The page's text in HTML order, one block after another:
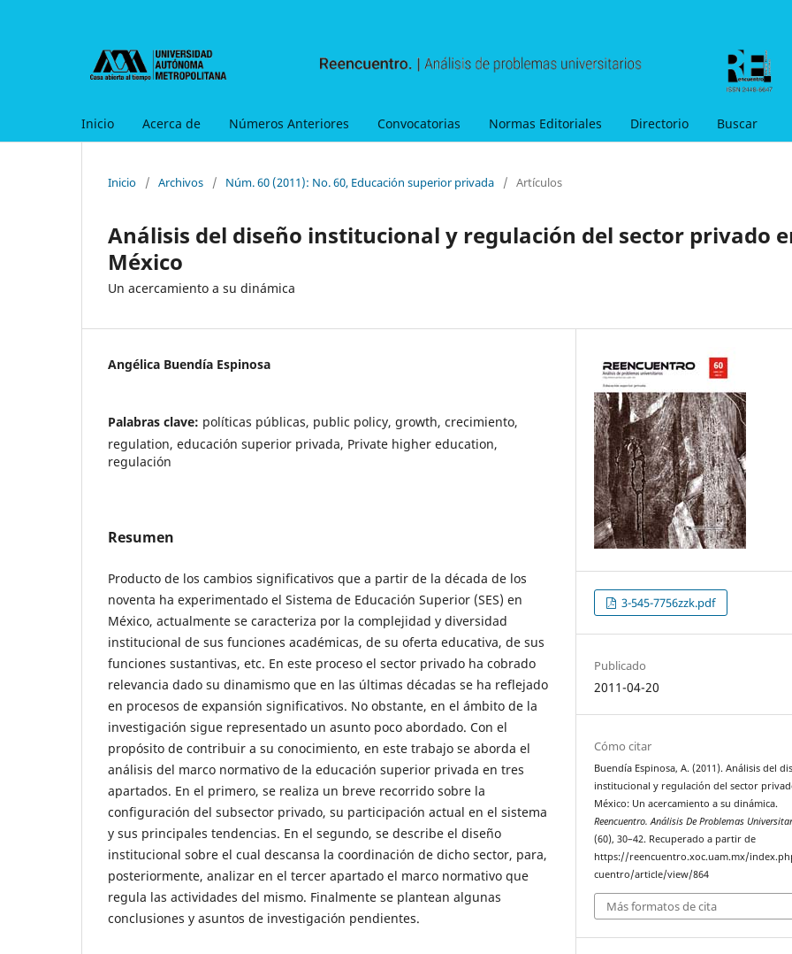
Inicio Acerca de Números Anteriores Convocatorias Normas Editoriales Directorio Buscar
Inicio / Archivos / Núm. 60 (2011): No. 60, Educación superior privada / Artículos
Análisis del diseño institucional y regulación del sector privado
México
Un acercamiento a su dinámica
Angélica Buendía Espinosa
Palabras clave: políticas públicas, public policy, growth, crecimiento,
regulation, educación superior privada, Private higher education,
regulación
Resumen
Producto de los cambios significativos que a partir de la década de los
noventa ha experimentado el Sistema de Educación Superior (SES) en
México, actualmente se caracteriza por la complejidad y diversidad
institucional de sus funciones académicas, de su oferta educativa, de sus
funciones sustantivas, etc. En este proceso el sector privado ha cobrado
relevancia dado su dinamismo que en las últimas décadas se ha reflejado
en procesos de expansión significativos. No obstante, en el ámbito de la
investigación sigue representado un asunto poco abordado. Con el
propósito de contribuir a su conocimiento, en este trabajo se aborda el
análisis del marco normativo de la educación superior privada en tres
apartados. En el primero, se realiza un breve recorrido sobre la
configuración del subsector privado, su participación actual en el sistema
y sus principales tendencias. En el segundo, se describe el diseño
institucional sobre el cual descansa la coordinación de dicho sector, para,
posteriormente, analizar en el tercer apartado el marco normativo que
regula las actividades del mismo. Finalmente se plantean algunas
conclusiones y asuntos de investigación pendientes.
3-545-7756zzk.pdf
Publicado
2011-04-20
Cómo citar
Buendía Espinosa, A. (2011). Análisis del
institucional y regulación del sector
México: Un acercamiento a su dinámica.
Reencuentro. Análisis De Problemas
(60), 30–42. Recuperado a partir de
https://reencuentro.xoc.uam.mx/
cuentro/article/view/864
Más formatos de cita